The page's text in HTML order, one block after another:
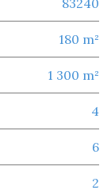
83240
180 m²
1 300 m²
4
6
2